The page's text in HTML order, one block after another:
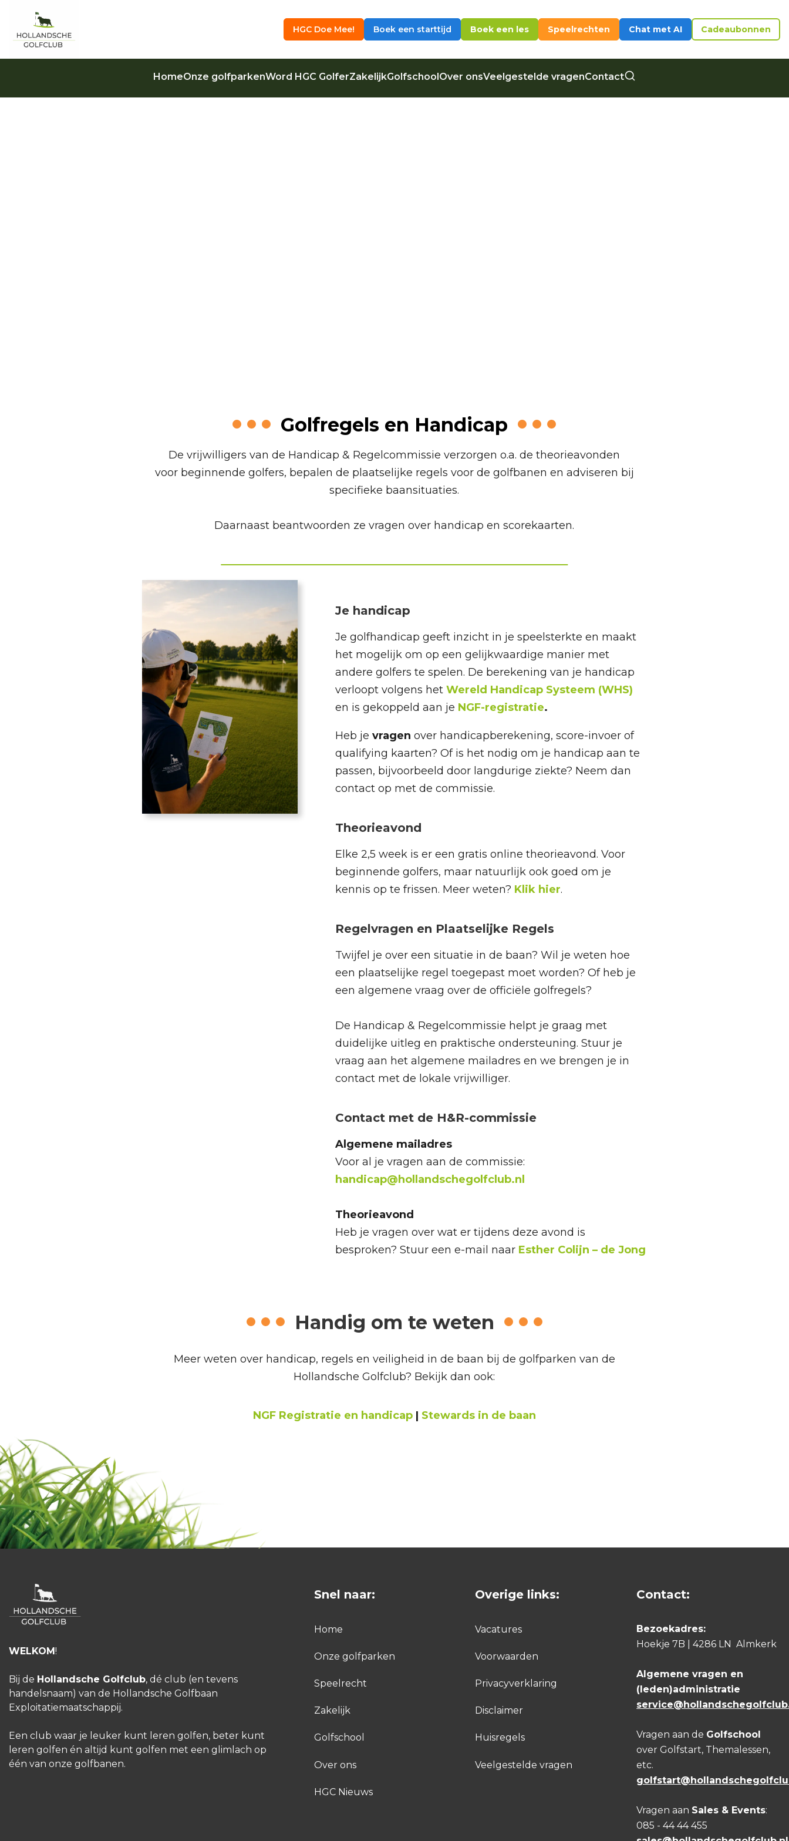
HGC Doe Mee! Boek een starttijd Boek een les Speelrechten Chat met AI Cadeaubonnen
HomeOnze golfparkenWord HGC GolferZakelijkGolfschool Over onsVeelgestelde vragenContact
Golfregels en Handicap
De vrijwilligers van de Handicap & Regelcommissie verzorgen o.a. de theorieavonden
voor beginnende golfers, bepalen de plaatselijke regels voor de golfbanen en adviseren bij
specifieke baansituaties.
Daarnaast beantwoorden ze vragen over handicap en scorekaarten.
Je handicap
Je golfhandicap geeft inzicht in je speelsterkte en maakt
het mogelijk om op een gelijkwaardige manier met
andere golfers te spelen. De berekening van je handicap
verloopt volgens hetWereld Handicap Systeem (WHS)
en is gekoppeld aan je NGF-registratie.
Heb jevragenover handicapberekening, score-invoer of
qualifying kaarten? Of is het nodig om je handicap aan te
passen, bijvoorbeeld door langdurige ziekte? Neem dan
contact op met de commissie.
Theorieavond
Elke 2,5 week is er een gratis online theorieavond. Voor
beginnende golfers, maar natuurlijk ook goed om je
kennis op te frissen. Meer weten? Klik hier.
Regelvragen en Plaatselijke Regels
Twijfel je over een situatie in de baan? Wil je weten hoe
een plaatselijke regel toegepast moet worden? Of heb je
een algemene vraag over de officiële golfregels?
De Handicap & Regelcommissie helpt je graag met
duidelijke uitleg en praktische ondersteuning. Stuur je
vraag aan het algemene mailadres en we brengen je in
contact met de lokale vrijwilliger.
Contact met de H&R-commissie
Algemene mailadres
Voor al je vragen aan de commissie:
handicap@hollandschegolfclub.nl
Theorieavond
Heb je vragen over wat er tijdens deze avond is
besproken? Stuur een e-mail naar Esther Colijn – de Jong
Handig om te weten
Meer weten over handicap, regels en veiligheid in de baan bij de golfparken van de
Hollandsche Golfclub? Bekijk dan ook:
NGF Registratie en handicap| Stewards in de baan
WELKOM!
Bij de Hollandsche Golfclub, dé club (en tevens
handelsnaam) van de Hollandsche Golfbaan
Exploitatiemaatschappij.
Een club waar je leuker kunt leren golfen, beter kunt
leren golfen én altijd kunt golfen met een glimlach op
één van onze golfbanen.
Snel naar:
Home
Onze golfparken
Speelrecht
Zakelijk
Golfschool
Over ons
HGC Nieuws
Overige links:
Vacatures
Voorwaarden
Privacyverklaring
Disclaimer
Huisregels
Veelgestelde vragen
Contact:
Bezoekadres:
Hoekje 7B | 4286 LN Almkerk
Algemene vragen en
(leden)administratie
Vragen aan de Golfschool
over Golfstart, Themalessen,
etc.
Vragen aan Sales & Events:
085 - 44 44 455